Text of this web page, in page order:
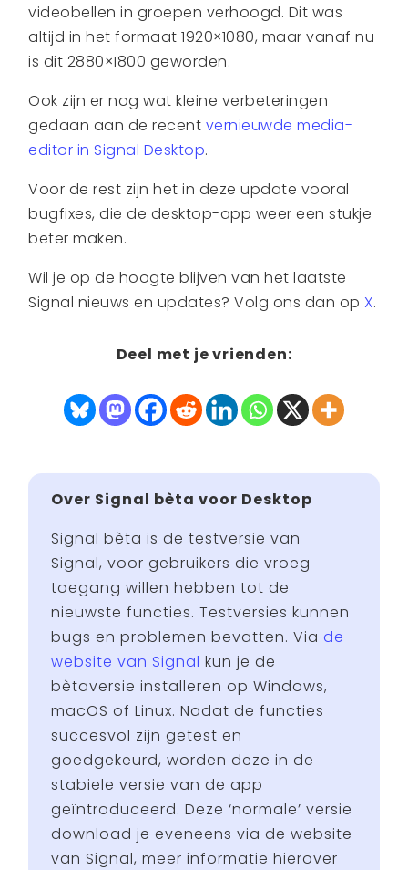
videobellen in groepen verhoogd. Dit was
altijd in het formaat 1920×1080, maar vanaf nu
is dit 2880×1800 geworden.
Ook zijn er nog wat kleine verbeteringen
gedaan aan de recent vernieuwde media-
editor in Signal Desktop.
Voor de rest zijn het in deze update vooral
bugfixes, die de desktop-app weer een stukje
beter maken.
Wil je op de hoogte blijven van het laatste
Signal nieuws en updates? Volg ons dan op X.
Deel met je vrienden:
Over Signal bèta voor Desktop
Signal bèta is de testversie van
Signal, voor gebruikers die vroeg
toegang willen hebben tot de
nieuwste functies. Testversies kunnen
bugs en problemen bevatten. Via de
website van Signal kun je de
bètaversie installeren op Windows,
macOS of Linux. Nadat de functies
succesvol zijn getest en
goedgekeurd, worden deze in de
stabiele versie van de app
geïntroduceerd. Deze ‘normale’ versie
download je eveneens via de website
van Signal, meer informatie hierover